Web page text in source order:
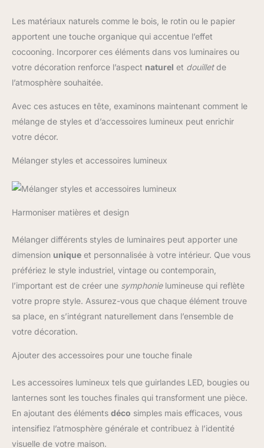
Les matériaux naturels comme le bois, le rotin ou le papier
apportent une touche organique qui accentue l’effet
cocooning. Incorporer ces éléments dans vos luminaires ou
votre décoration renforce l’aspect naturel et douilletde
l’atmosphère souhaitée.
Avec ces astuces en tête, examinons maintenant comment le
mélange de styles et d’accessoires lumineux peut enrichir
votre décor.
Mélanger styles et accessoires lumineux
Harmoniser matières et design
Mélanger différents styles de luminaires peut apporter une
dimension unique et personnalisée à votre intérieur. Que vous
préfériez le style industriel, vintage ou contemporain,
l’important est de créer une symphonielumineuse qui reflète
votre propre style. Assurez-vous que chaque élément trouve
sa place, en s’intégrant naturellement dans l’ensemble de
votre décoration.
Ajouter des accessoires pour une touche finale
Les accessoires lumineux tels que guirlandes LED, bougies ou
lanternes sont les touches finales qui transforment une pièce.
En ajoutant des éléments déco simples mais efficaces, vous
intensifiez l’atmosphère générale et contribuez à l’identité
visuelle de votre maison.